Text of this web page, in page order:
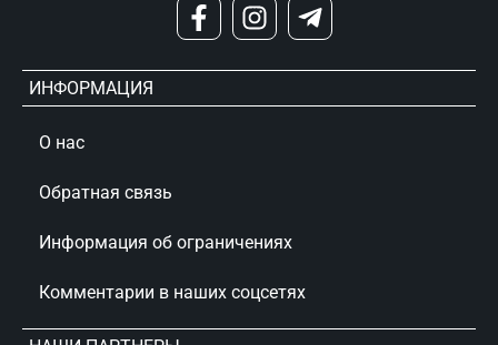
ИНФОРМАЦИЯ
О нас
Обратная связь
Информация об ограничениях
Комментарии в наших соцсетях